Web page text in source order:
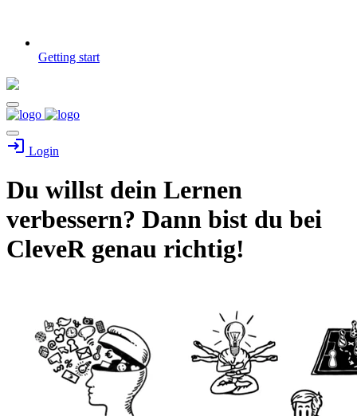
Getting start
Login
Du willst dein Lernen
verbessern? Dann bist du bei
CleveR genau richtig!